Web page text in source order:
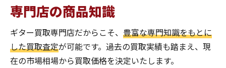
専門店の商品知識
ギター買取専門店だからこそ、 豊富な専門知識をもとに
した買取査定が可能です。過去の買取実績も踏まえ、現
在の市場相場から買取価格を決定いたします。